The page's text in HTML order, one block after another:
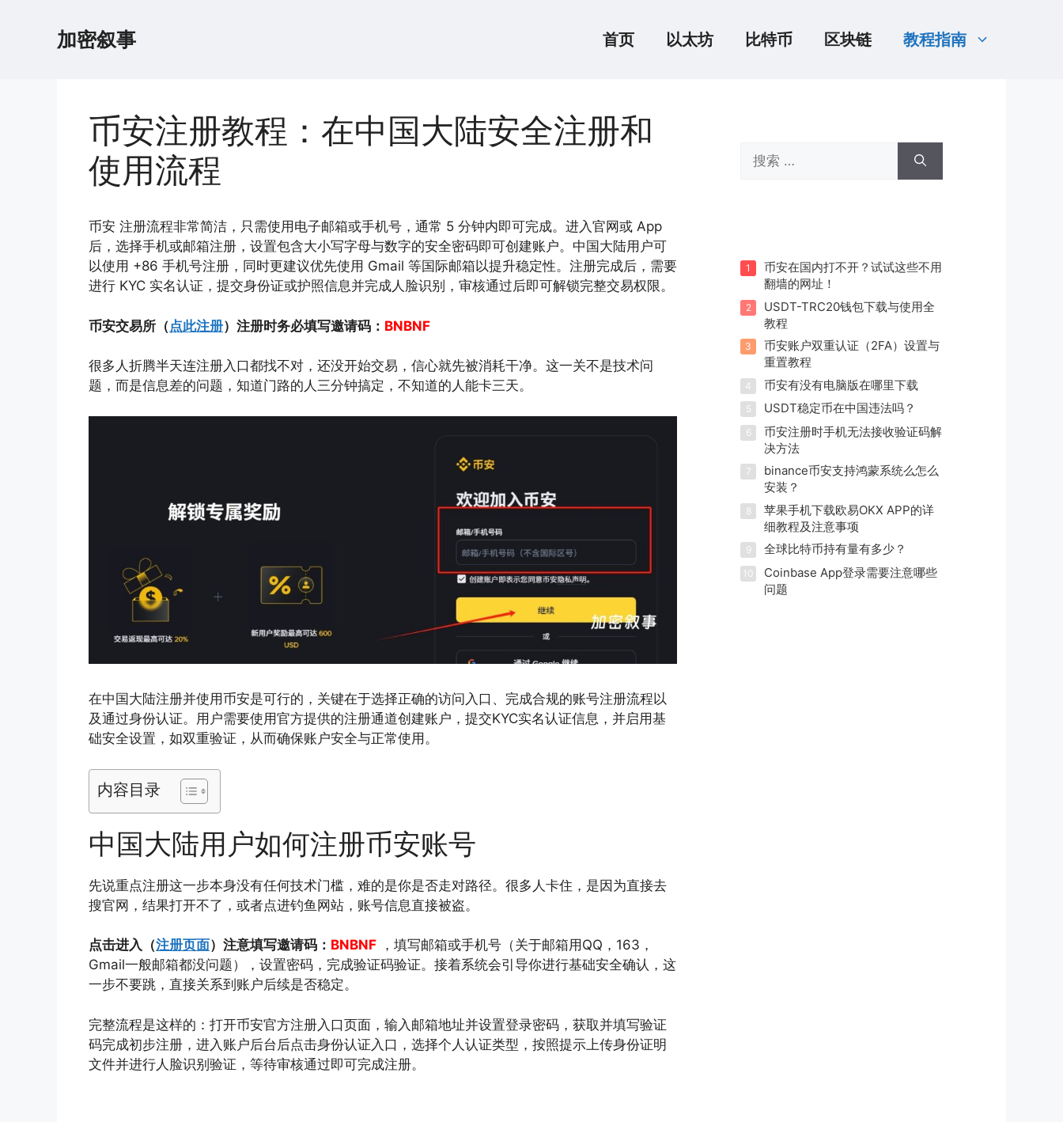
加密叙事 首页 以太坊 比特币 区块链 教程指南
币安注册教程：在中国大陆安全注册和
使用流程
币安 注册流程非常简洁，只需使用电子邮箱或手机号，通常 5 分钟内即可完成。进入官网或 App
后，选择手机或邮箱注册，设置包含大小写字母与数字的安全密码即可创建账户。中国大陆用户可
以使用 +86 手机号注册，同时更建议优先使用 Gmail 等国际邮箱以提升稳定性。注册完成后，需要
进行 KYC 实名认证，提交身份证或护照信息并完成人脸识别，审核通过后即可解锁完整交易权限。
币安交易所（ 点此注册）注册时务必填写邀请码： BNBNF
很多人折腾半天连注册入口都找不对，还没开始交易，信心就先被消耗干净。这一关不是技术问
题，而是信息差的问题，知道门路的人三分钟搞定，不知道的人能卡三天。
在中国大陆注册并使用币安是可行的，关键在于选择正确的访问入口、完成合规的账号注册流程以
及通过身份认证。用户需要使用官方提供的注册通道创建账户，提交KYC实名认证信息，并启用基
础安全设置，如双重验证，从而确保账户安全与正常使用。
内容目录
中国大陆用户如何注册币安账号
先说重点注册这一步本身没有任何技术门槛，难的是你是否走对路径。很多人卡住，是因为直接去
搜官网，结果打开不了，或者点进钓鱼网站，账号信息直接被盗。
点击进入（注册页面）注意填写邀请码： BNBNF ，填写邮箱或手机号（关于邮箱用QQ，163，
Gmail一般邮箱都没问题），设置密码，完成验证码验证。接着系统会引导你进行基础安全确认，这
一步不要跳，直接关系到账户后续是否稳定。
完整流程是这样的：打开币安官方注册入口页面，输入邮箱地址并设置登录密码，获取并填写验证
码完成初步注册，进入账户后台后点击身份认证入口，选择个人认证类型，按照提示上传身份证明
文件并进行人脸识别验证，等待审核通过即可完成注册。
索：
1
币安在国内打不开？试试这些不用
翻墙的网址！
2
USDT-TRC20钱包下载与使用全
教程
3
币安账户双重认证（2FA）设置与
重置教程
4 币安有没有电脑版在哪里下载
5 USDT稳定币在中国违法吗？
6
币安注册时手机无法接收验证码解
决方法
7
binance币安支持鸿蒙系统么怎么
安装？
8
苹果手机下载欧易OKX APP的详
细教程及注意事项
9 全球比特币持有量有多少？
10
Coinbase App登录需要注意哪些
问题